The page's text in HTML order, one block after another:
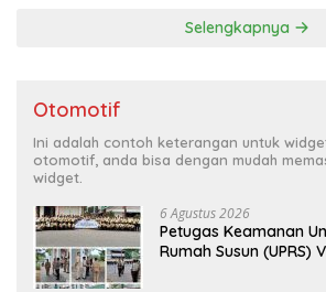
Selengkapnya
Otomotif
Ini adalah contoh keterangan untuk
otomotif, anda bisa dengan mudah
widget.
6 Agustus 2026
Petugas Keamanan
Rumah Susun (UPRS)